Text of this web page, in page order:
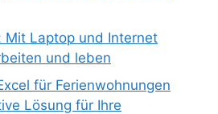
Mit Laptop und Internet
und leben
für Ferienwohnungen
Lösung für Ihre